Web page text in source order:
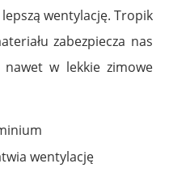
wentylację. Tropik
zabezpiecza nas
w lekkie zimowe
wentylację